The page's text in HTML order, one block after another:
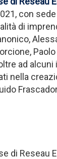
con
di
ad
nella
di Reseau